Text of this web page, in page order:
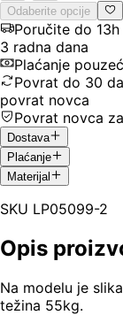
Odaberite opcije
Poručite do
3 radna dana
Plaćanje
Povrat do 30
povrat novca
Povrat novca
Dostava
Plaćanje
Materijal
SKU LP05099-2
Opis
Na modelu je
težina 55kg.